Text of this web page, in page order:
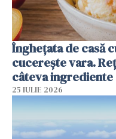
Înghețata de casă
cucerește vara.
câteva ingrediente
25 IULIE 2026